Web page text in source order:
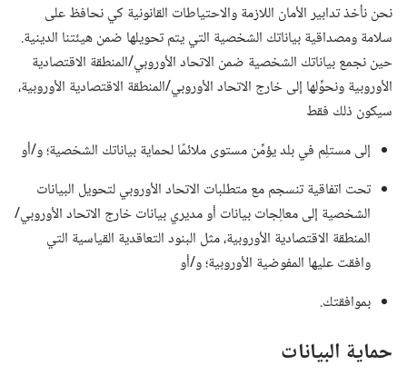
نحن نأخذ تدابير الأمان اللازمة والاحتياطات القانونية كي نحافظ على
سلامة ومصداقية بياناتك الشخصية التي يتم تحويلها ضمن هيئتنا الدينية.‏
حين نجمع بياناتك الشخصية ضمن الاتحاد الأوروبي/‏المنطقة الاقتصادية
الأوروبية ونحوِّلها إلى خارج الاتحاد الأوروبي/‏المنطقة الاقتصادية الأوروبية،‏
سيكون ذلك فقط
إلى مستلِم في بلد يؤمِّن مستوى ملائمًا لحماية بياناتك الشخصية؛‏ و/‏أو
تحت اتفاقية تنسجم مع متطلبات الاتحاد الأوروبي لتحويل البيانات
الشخصية إلى معالِجات بيانات أو مديري بيانات خارج الاتحاد الأوروبي/‏
المنطقة الاقتصادية الأوروبية،‏ مثل البنود التعاقدية القياسية التي
وافقت عليها المفوضية الأوروبية؛‏ و/‏أو
بموافقتك.‏
حماية البيانات